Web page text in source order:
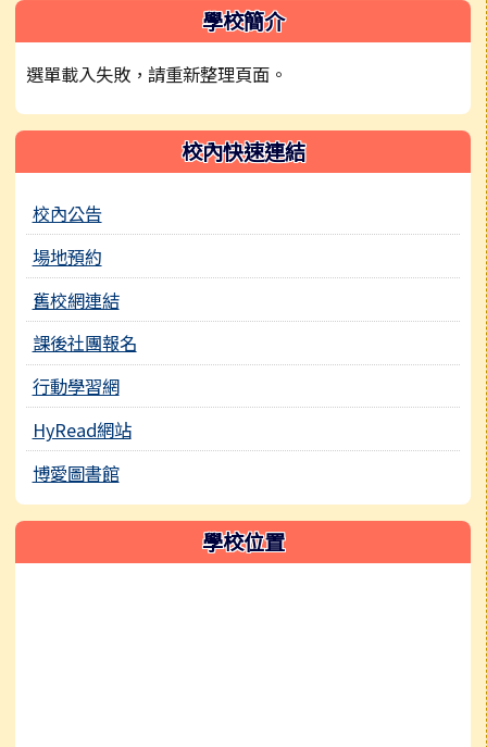
學校簡介
選單載入失敗，請重新整理頁面。
校內快速連結
校內公告
場地預約
舊校網連結
課後社團報名
行動學習網
HyRead網站
博愛圖書館
學校位置